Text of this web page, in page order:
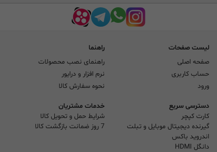
لیست صفحات
صفحه اصلی
حساب کاربری
ورود
راهنما
راهنمای نصب محصولات
نرم افزار و درایور
نحوه سفارش کالا
دسترسی سریع
کارت کپچر
گیرنده دیجیتال موبایل و تبلت
اندروید باکس
دانگل HDMI
خدمات مشتریان
شرایط حمل و تحویل کالا
7 روز ضمانت بازگشت کالا